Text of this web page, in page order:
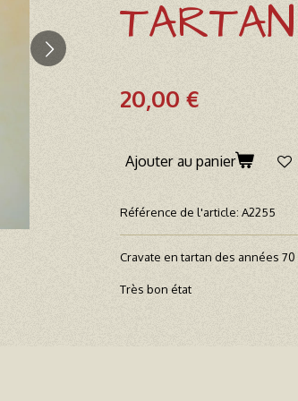
20,00 €
Ajouter au panier
Référence de l'article: A2255
Cravate en tartan des années 70
Très bon état